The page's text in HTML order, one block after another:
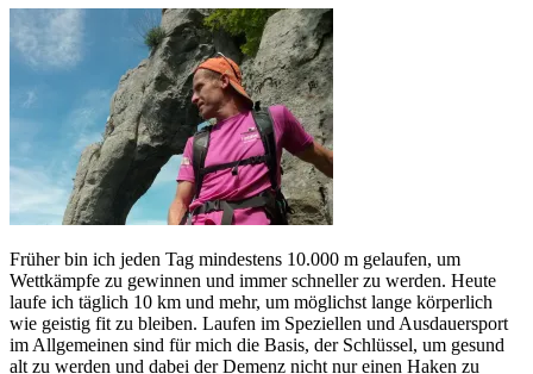
Früher bin ich jeden Tag mindestens 10.000 m gelaufen, um
Wettkämpfe zu gewinnen und immer schneller zu werden. Heute
laufe ich täglich 10 km und mehr, um möglichst lange körperlich
wie geistig fit zu bleiben. Laufen im Speziellen und Ausdauersport
im Allgemeinen sind für mich die Basis, der Schlüssel, um gesund
alt zu werden und dabei der Demenz nicht nur einen Haken zu